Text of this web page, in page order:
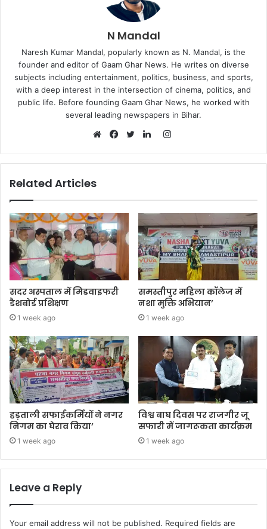
N Mandal
Naresh Kumar Mandal, popularly known as N. Mandal, is the
founder and editor of Gaam Ghar News. He writes on diverse
subjects including entertainment, politics, business, and sports,
with a deep interest in the intersection of cinema, politics, and
public life. Before founding Gaam Ghar News, he worked with
several leading newspapers in Bihar.
Instagram
Related Articles
सदर अस्पताल में मिडवाइफरी
डैशबोर्ड प्रशिक्षण
1 week ago
समस्तीपुर महिला कॉलेज में
नशा मुक्ति अभियान’
1 week ago
हड़ताली सफाईकर्मियों ने नगर
निगम का घेराव किया’
1 week ago
विश्व बाघ दिवस पर राजगीर जू
सफारी में जागरूकता कार्यक्रम
1 week ago
Leave a Reply
Your email address will not be published. Required fields are